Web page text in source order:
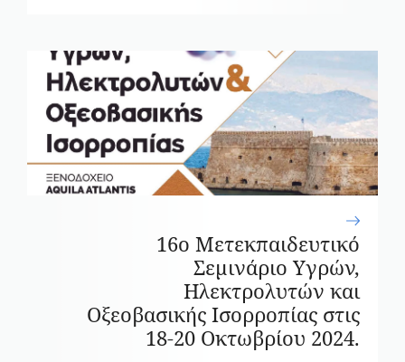
16ο Μετεκπαιδευτικό
Σεμινάριο Υγρών,
Ηλεκτρολυτών και
Οξεοβασικής Ισορροπίας στις
18-20 Οκτωβρίου 2024.